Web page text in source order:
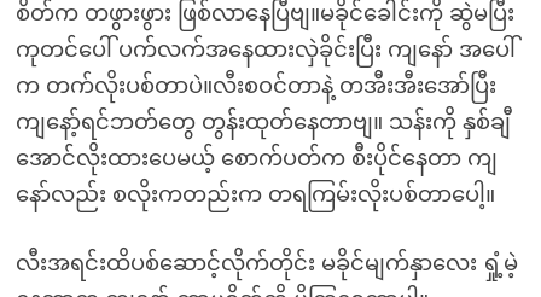
စိတ်က တဖွားဖွား ဖြစ်လာနေပြီဗျ။မခိုင်ခေါင်းကို ဆွဲမပြီး
ကုတင်ပေါ် ပက်လက်အနေထားလှဲခိုင်းပြီး ကျနော် အပေါ်
က တက်လိုးပစ်တာပဲ။လီးစဝင်တာနဲ့ တအီးအီးအော်ပြီး
ကျနော့်ရင်ဘတ်တွေ တွန်းထုတ်နေတာဗျ။ သန်းကို နှစ်ချီ
အောင်လိုးထားပေမယ့် စောက်ပတ်က စီးပိုင်နေတာ ကျ
နော်လည်း စလိုးကတည်းက တရကြမ်းလိုးပစ်တာပေါ့။
လီးအရင်းထိပစ်ဆောင့်လိုက်တိုင်း မခိုင်မျက်နှာလေး ရှုံ့မဲ့